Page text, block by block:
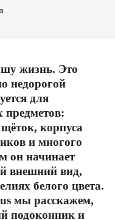
жизнь. Это
недорогой
для
предметов:
корпуса
и многого
он начинает
внешний вид,
белого цвета.
мы расскажем,
подоконник и